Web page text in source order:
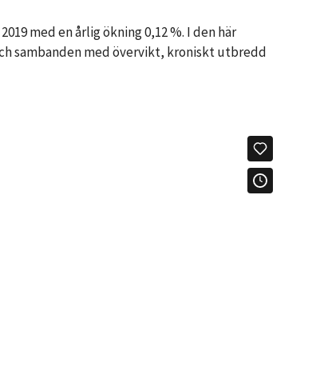
med en årlig ökning 0,12 %. I den här
sambanden med övervikt, kroniskt utbredd